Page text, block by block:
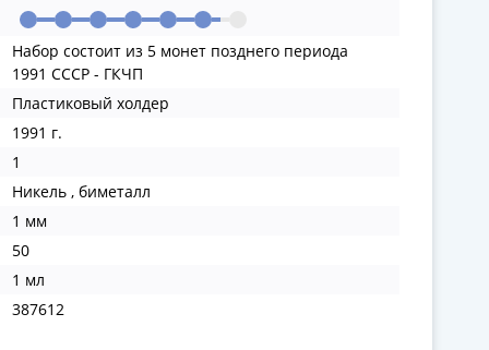
Набор состоит из 5 монет позднего периода
1991 СССР - ГКЧП
Пластиковый холдер
1991 г.
1
Никель , биметалл
1 мм
50
1 мл
387612